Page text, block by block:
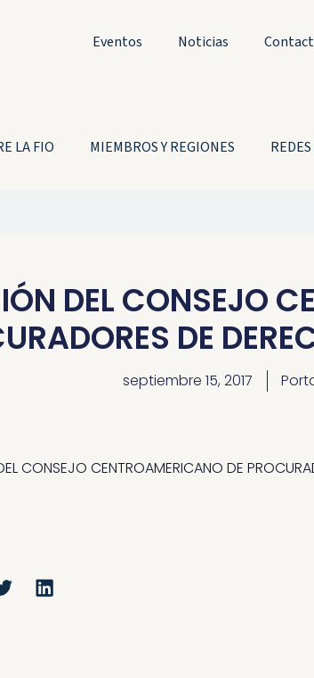
Eventos Noticias
LA FIO MIEMBROS Y REGIONES
DEL CONSEJO
DE
septiembre 15, 2017
CONSEJO CENTROAMERICANO DE